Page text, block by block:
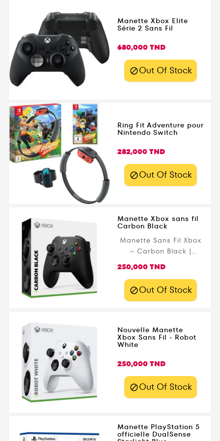
Manette Xbox Elite
Série 2 Sans Fil
Prix
680,000 TND
Out Of Stock
Ring Fit Adventure pour
Nintendo Switch
Prix
282,000 TND
Out Of Stock
Manette Xbox sans fil
Carbon Black
Manette Sans Fil Xbox
– Carbon Black |
Confort Maximal !
Découvrez la manette
Xbox Carbon Black , un
un confort optimaux
sur Xbox Series X|S,
Xbox One, PC
Windows, Android et
iOS . Profitez de
gâchettes texturées,
d’une croix
partage pour une
immersion totale.
Prix
250,000 TND
Out Of Stock
Nouvelle Manette
Xbox Sans Fil - Robot
White
Prix
250,000 TND
Out Of Stock
Manette PlayStation 5
officielle DualSense